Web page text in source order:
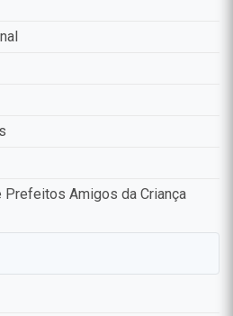
Prefeitos Amigos da Criança